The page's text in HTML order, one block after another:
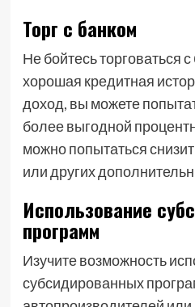
Торг с банком
Не бойтесь торговаться
хорошая кредитная
доход, вы можете
более выгодной
можно попытаться
или других
Использование
программ
Изучите возможность
субсидированных